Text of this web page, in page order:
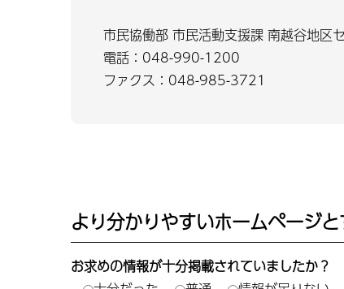
市民協働部 市民活動支援課 南越谷地区
電話：048-990-1200
ファクス：048-985-3721
より分かりやすいホームページ
お求めの情報が十分掲載されていましたか？